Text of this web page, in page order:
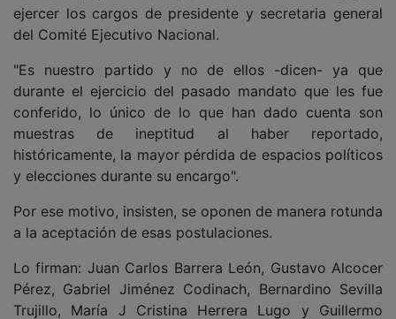
ejercer los cargos de presidente y secretaria general
del Comité Ejecutivo Nacional.
"Es nuestro partido y no de ellos -dicen- ya que
durante el ejercicio del pasado mandato que les fue
conferido, lo único de lo que han dado cuenta son
muestras de ineptitud al haber reportado,
históricamente, la mayor pérdida de espacios políticos
y elecciones durante su encargo".
Por ese motivo, insisten, se oponen de manera rotunda
a la aceptación de esas postulaciones.
Lo firman: Juan Carlos Barrera León, Gustavo Alcocer
Pérez, Gabriel Jiménez Codinach, Bernardino Sevilla
Trujillo, María J Cristina Herrera Lugo y Guillermo